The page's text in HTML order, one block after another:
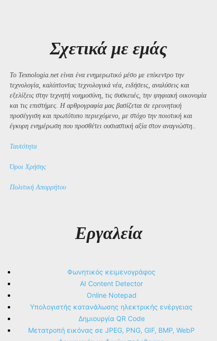
Σχετικά με εμάς
Το Texnologia.net είναι ένα ενημερωτικό μέσο με επίκεντρο την
τεχνολογία, καλύπτοντας τεχνολογικά νέα, ειδήσεις, αναλύσεις και
εξελίξεις στην τεχνητή νοημοσύνη, τις συσκευές, την ψηφιακή οικονομία
και τις επιστήμες. Η αρθρογραφία μας βασίζεται σε ερευνητική
προσέγγιση και πρωτότυπο περιεχόμενο, με στόχο την ποιοτική και
έγκυρη ενημέρωση που προσθέτει ουσιαστική αξία στον αναγνώστη..
Ταυτότητα
Όροι Χρήσης
Πολιτική Απορρήτου
Εργαλεία
Φωνητικός κειμενογράφος
AI Content Detector
Online Notepad
Υπολογιστής κατανάλωσης ηλεκτρικής ενέργειας
Δημιουργία QR Code
Μετατροπή εικόνας σε JPEG, PNG, GIF, BMP, WebP